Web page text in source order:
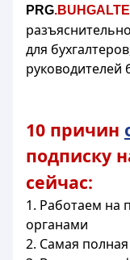
PRG
для
руководителей
10 причин
подписку
сейчас:
1. Работаем на
органами
2. Самая